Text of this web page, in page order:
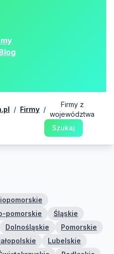
/ Firmy /
Firmy z
województwa
Szukaj
pomorskie
Śląskie
Dolnośląskie
Pomorskie
Lubelskie